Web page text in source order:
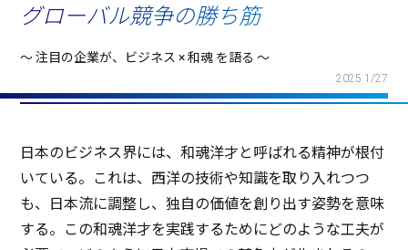
グローバル競争の勝ち筋
～ 注目の企業が、ビジネス × 和魂 を語る ～
2025 1/27
日本の ビジネス界には、和魂洋才 と呼ばれる精神が根付
いている。これは、 西洋の技術や知識を取り入れつつ
も、 日本流に調整し、独自の価値を創り出す姿勢を意味
する。この和魂洋才を実践するためにどのような工夫が